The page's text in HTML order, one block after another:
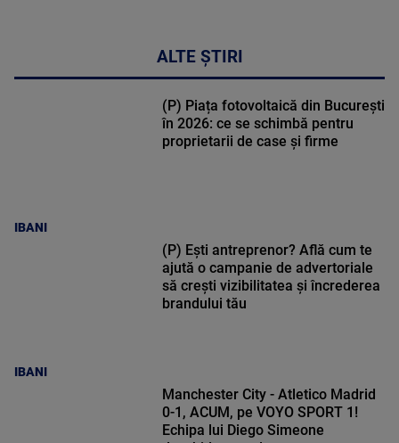
ALTE ȘTIRI
IBANI
(P) Piața fotovoltaică din București
în 2026: ce se schimbă pentru
proprietarii de case și firme
IBANI
(P) Ești antreprenor? Află cum te
ajută o campanie de advertoriale
să crești vizibilitatea și încrederea
brandului tău
Manchester City - Atletico Madrid
0-1, ACUM, pe VOYO SPORT 1!
Echipa lui Diego Simeone